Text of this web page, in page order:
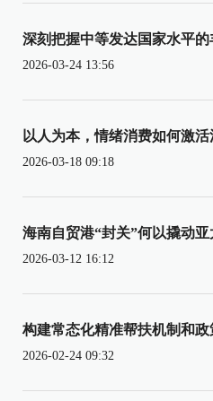
深刻把握中等发达国家水平的
2026-03-24 13:56
以人为本，情绪消费如何激
2026-03-18 09:18
海南自贸港“封关”何以撬动
2026-03-12 16:12
构建常态化精准帮扶机制和政
2026-02-24 09:32